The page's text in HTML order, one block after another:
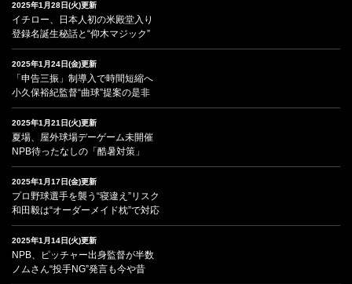
2025年1月28日(火)更新
イチロー、日本人初の米殿堂入り
登録名誕生秘話と“仰木マジック”
2025年1月24日(金)更新
「申告三振」制導入で時間短縮へ
小久保裕紀監督“曲球”提案の是非
2025年1月21日(火)更新
夏場、屋外球場デーゲーム未開催
NPB待ったなしの「酷暑対策」
2025年1月17日(金)更新
プロ野球選手を襲う“寝違え”リスク
和田毅は“オーダーメイド枕”で対応
2025年1月14日(火)更新
NPB、ピッチャー出身監督が半数
ノムさん“投手NG”発言も今や昔